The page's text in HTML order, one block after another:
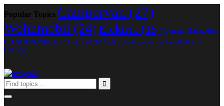
Popular Topics Campervan (27)
Wohnmobil (24)Elektrik (15) Omnia Backofen
(6) Deutschland (4) DIY (4) Ladebooster(4) Sehenswürdigkeiten (3) Allrad (3)
LiMa (3)